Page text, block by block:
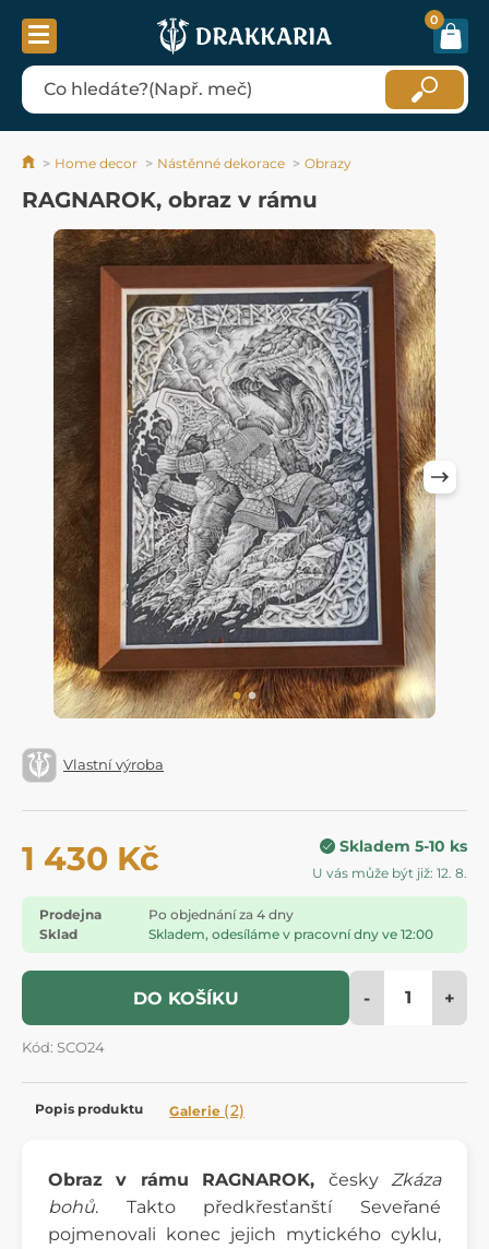
0
Home decor Nástěnné dekorace Obrazy
RAGNAROK, obraz v rámu
Vlastní výroba
1 430 Kč Skladem 5-10 ks
U vás může být již: 12. 8.
Prodejna
Po objednání za 4 dny
Sklad
Skladem, odesíláme v pracovní dny ve 12:00
DO KOŠÍKU - +
Kód: SCO24
Popis produktu Galerie (2)
Obraz v rámu RAGNAROK, česky Zkáza
bohů. Takto předkřesťanští Seveřané
pojmenovali konec jejich mytického cyklu,